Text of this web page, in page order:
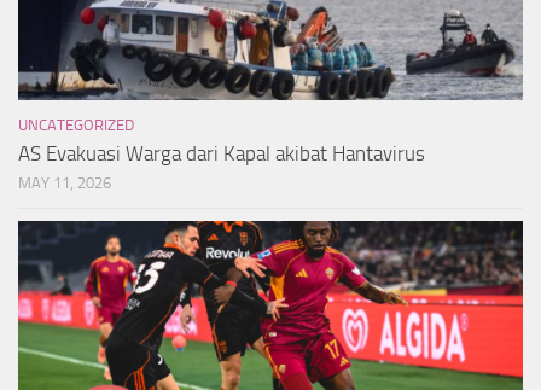
UNCATEGORIZED
AS Evakuasi Warga dari Kapal akibat Hantavirus
MAY 11, 2026